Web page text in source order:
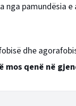
pamundësia
dhe
mos qenë në